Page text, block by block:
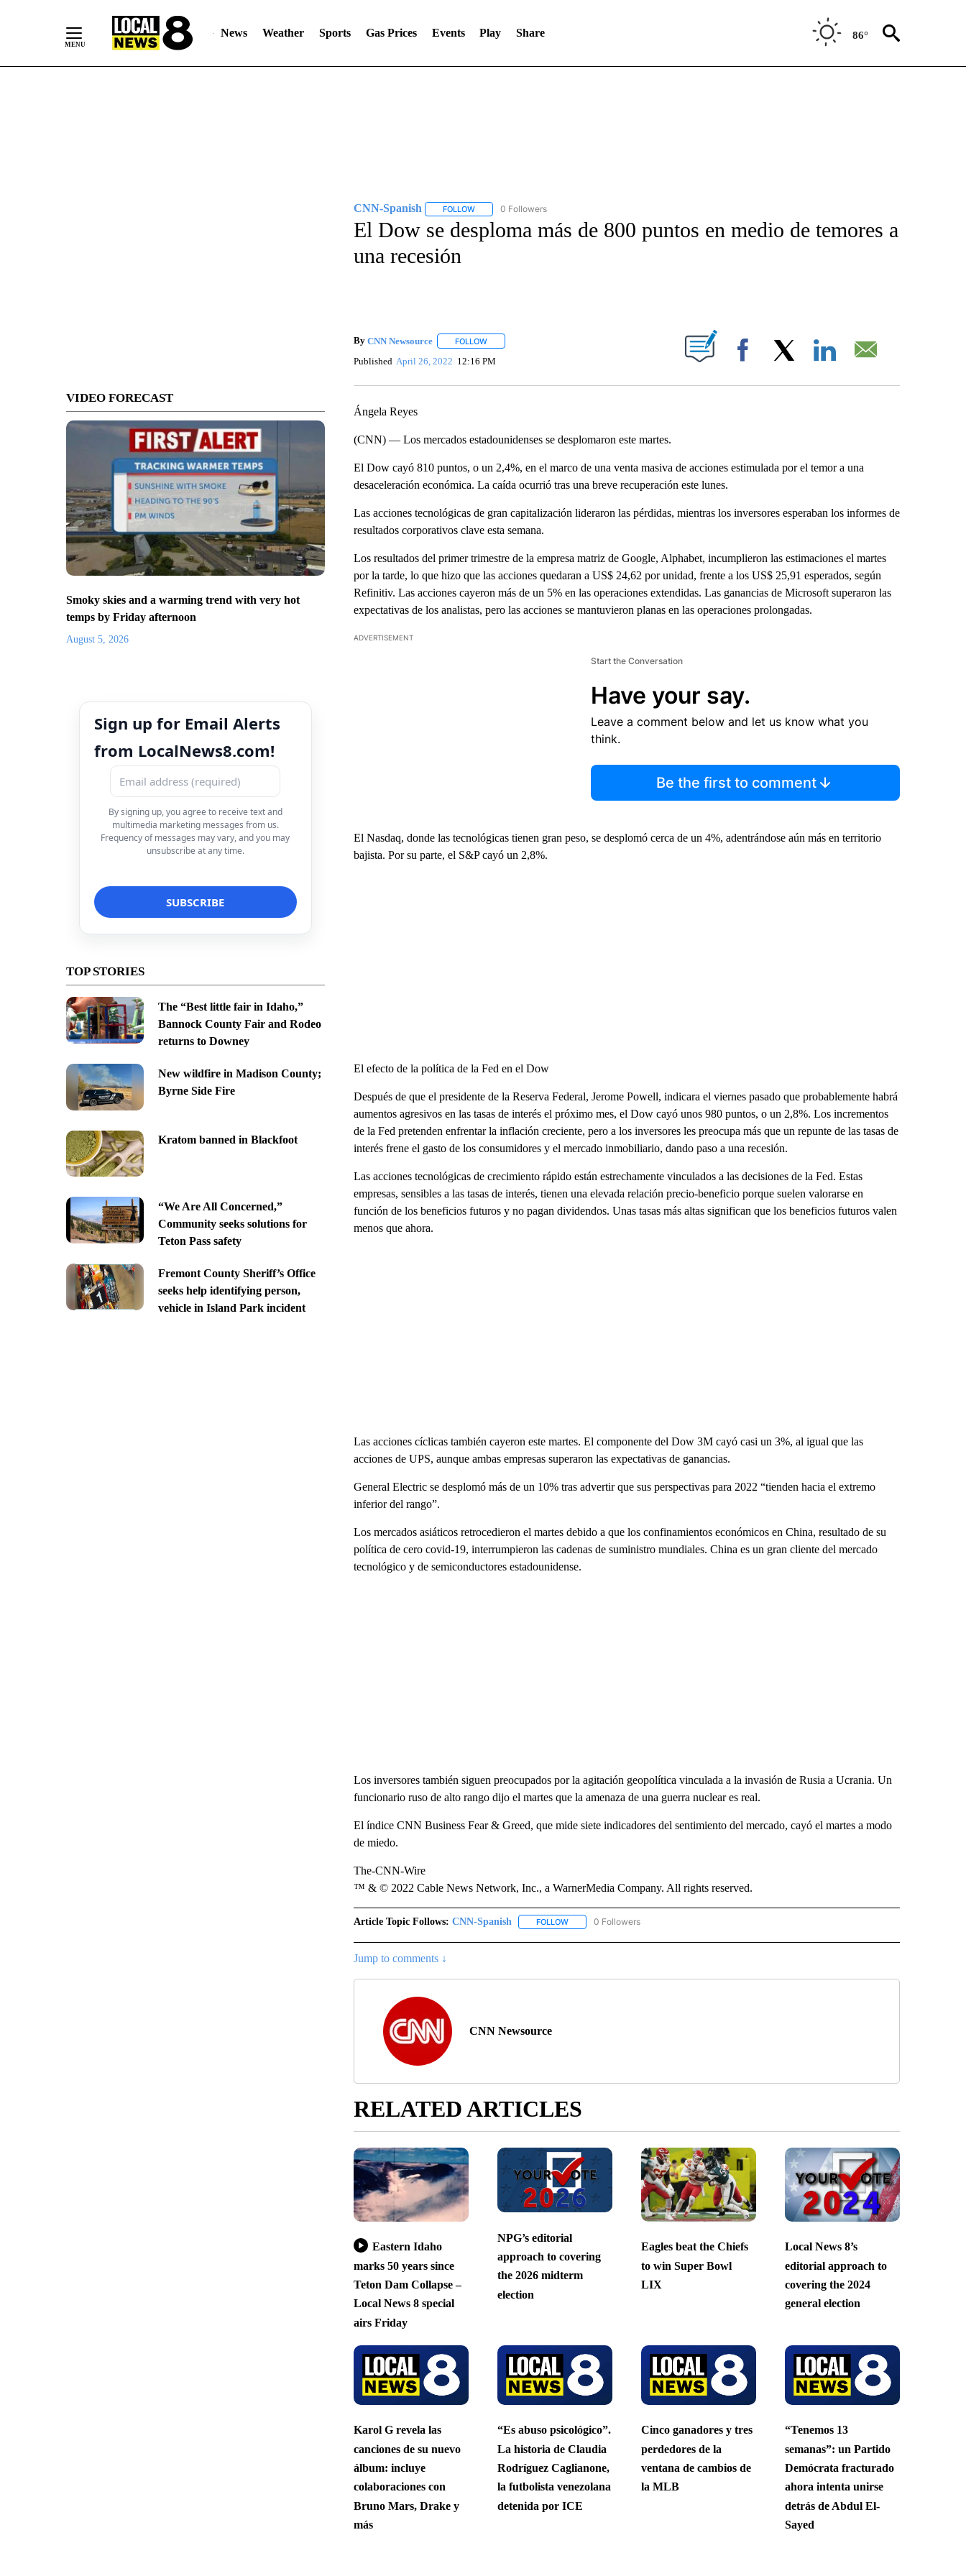
News Weather Sports Gas Prices Events Play Share 86°
VIDEO FORECAST
Smoky skies and a warming trend with very hot
temps by Friday afternoon
August 5, 2026
Sign up for Email Alerts
from LocalNews8.com!
By signing up, you agree to receive text and
multimedia marketing messages from us.
Frequency of messages may vary, and you may
unsubscribe at any time.
TOP STORIES
The “Best little fair in Idaho,”
Bannock County Fair and Rodeo
returns to Downey
New wildfire in Madison County;
Byrne Side Fire
Kratom banned in Blackfoot
“We Are All Concerned,”
Community seeks solutions for
Teton Pass safety
Fremont County Sheriff’s Office
seeks help identifying person,
vehicle in Island Park incident
CNN-Spanish FOLLOWFOLLOW "CNN-SPANISH" TO RECEIVE NOTIFICATIONS ABOUT NEW PAGES ON "CNN-SPANISH".
0 Followers
El Dow se desploma más de 800 puntos en medio de temores a
una recesión
By CNN Newsource FOLLOWFOLLOW "" TO RECEIVE NOTIFICATIONS ABOUT NEW PAGES ON "".
Published April 26, 2022 12:16 PM Facebook
Ángela Reyes
(CNN) — Los mercados estadounidenses se desplomaron este martes.
El Dow cayó 810 puntos, o un 2,4%, en el marco de una venta masiva de acciones estimulada por el temor a una
desaceleración económica. La caída ocurrió tras una breve recuperación este lunes.
Las acciones tecnológicas de gran capitalización lideraron las pérdidas, mientras los inversores esperaban los informes de
resultados corporativos clave esta semana.
Los resultados del primer trimestre de la empresa matriz de Google, Alphabet, incumplieron las estimaciones el martes
por la tarde, lo que hizo que las acciones quedaran a US$ 24,62 por unidad, frente a los US$ 25,91 esperados, según
Refinitiv. Las acciones cayeron más de un 5% en las operaciones extendidas. Las ganancias de Microsoft superaron las
expectativas de los analistas, pero las acciones se mantuvieron planas en las operaciones prolongadas.
ADVERTISEMENT
Start the Conversation
Have your say.
Leave a comment below and let us know what you
think.
Be the first to comment
El Nasdaq, donde las tecnológicas tienen gran peso, se desplomó cerca de un 4%, adentrándose aún más en territorio
bajista. Por su parte, el S&P cayó un 2,8%.
El efecto de la política de la Fed en el Dow
Después de que el presidente de la Reserva Federal, Jerome Powell, indicara el viernes pasado que probablemente habrá
aumentos agresivos en las tasas de interés el próximo mes, el Dow cayó unos 980 puntos, o un 2,8%. Los incrementos
de la Fed pretenden enfrentar la inflación creciente, pero a los inversores les preocupa más que un repunte de las tasas de
interés frene el gasto de los consumidores y el mercado inmobiliario, dando paso a una recesión.
Las acciones tecnológicas de crecimiento rápido están estrechamente vinculados a las decisiones de la Fed. Estas
empresas, sensibles a las tasas de interés, tienen una elevada relación precio-beneficio porque suelen valorarse en
función de los beneficios futuros y no pagan dividendos. Unas tasas más altas significan que los beneficios futuros valen
menos que ahora.
Las acciones cíclicas también cayeron este martes. El componente del Dow 3M cayó casi un 3%, al igual que las
acciones de UPS, aunque ambas empresas superaron las expectativas de ganancias.
General Electric se desplomó más de un 10% tras advertir que sus perspectivas para 2022 “tienden hacia el extremo
inferior del rango”.
Los mercados asiáticos retrocedieron el martes debido a que los confinamientos económicos en China, resultado de su
política de cero covid-19, interrumpieron las cadenas de suministro mundiales. China es un gran cliente del mercado
tecnológico y de semiconductores estadounidense.
Los inversores también siguen preocupados por la agitación geopolítica vinculada a la invasión de Rusia a Ucrania. Un
funcionario ruso de alto rango dijo el martes que la amenaza de una guerra nuclear es real.
El índice CNN Business Fear & Greed, que mide siete indicadores del sentimiento del mercado, cayó el martes a modo
de miedo.
The-CNN-Wire
™ & © 2022 Cable News Network, Inc., a WarnerMedia Company. All rights reserved.
Article Topic Follows: CNN-Spanish FOLLOWFOLLOW "CNN-SPANISH" TO RECEIVE NOTIFICATIONS ABOUT NEW PAGES ON "CNN-SPANISH".
0 Followers
Jump to comments ↓
CNN Newsource
RELATED ARTICLES
Eastern Idaho
marks 50 years since
Teton Dam Collapse –
Local News 8 special
airs Friday
NPG’s editorial
approach to covering
the 2026 midterm
election
Eagles beat the Chiefs
to win Super Bowl
LIX
Local News 8’s
editorial approach to
covering the 2024
general election
Karol G revela las
canciones de su nuevo
álbum: incluye
colaboraciones con
Bruno Mars, Drake y
más
“Es abuso psicológico”.
La historia de Claudia
Rodríguez Caglianone,
la futbolista venezolana
detenida por ICE
Cinco ganadores y tres
perdedores de la
ventana de cambios de
la MLB
“Tenemos 13
semanas”: un Partido
Demócrata fracturado
ahora intenta unirse
detrás de Abdul El-
Sayed